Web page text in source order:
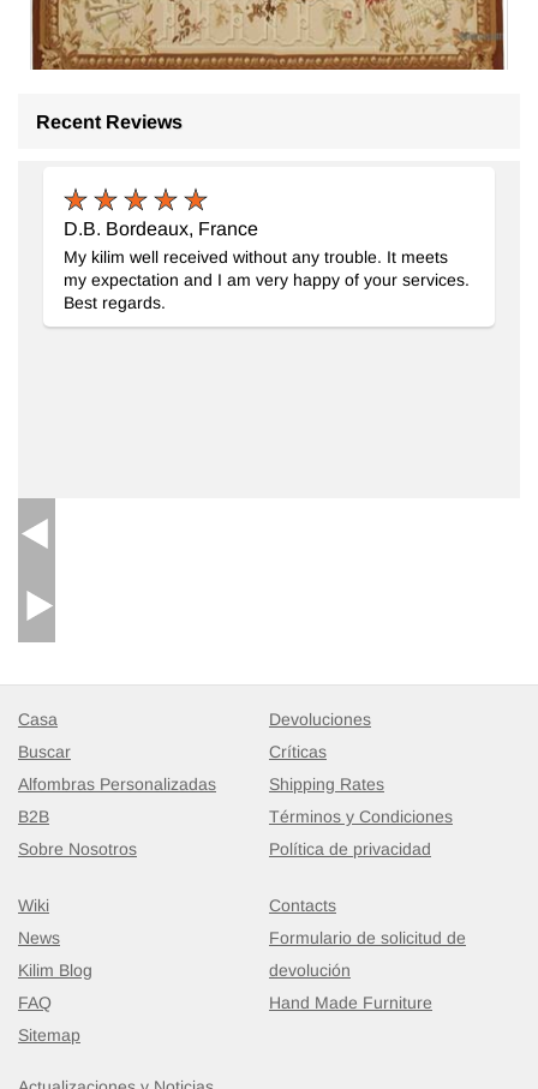
Alfombra Aubusson
Recent Reviews
D.B. Bordeaux, France
My kilim well received without any trouble. It meets
my expectation and I am very happy of your services.
Best regards.
Casa
Buscar
Alfombras Personalizadas
B2B
Sobre Nosotros
Devoluciones
Críticas
Shipping Rates
Términos y Condiciones
Política de privacidad
Wiki
News
Kilim Blog
FAQ
Sitemap
Contacts
Formulario de solicitud de
devolución
Hand Made Furniture